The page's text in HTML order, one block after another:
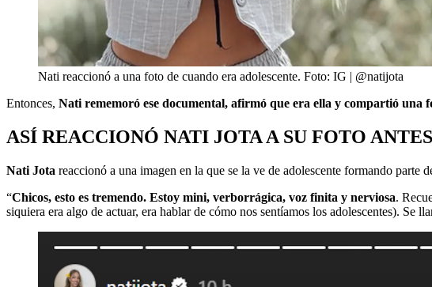
Nati reaccionó a una foto de cuando era adolescente. Foto: IG | @natijota
Entonces, Nati rememoró ese documental, afirmó que era ella y compartió una
ASÍ REACCIONÓ NATI JOTA A SU FOTO
Nati Jota reaccionó a una imagen en la que se la ve de adolescente formando parte
“Chicos, esto es tremendo. Estoy mini, verborrágica, voz finita y nerviosa.
siquiera era algo de actuar, era hablar de cómo nos sentíamos los adolescentes). Se